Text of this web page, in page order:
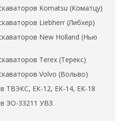
Komatsu (Коматцу)
Liebherr (Либхер)
New Holland (Нью
Terex (Терекс)
Volvo (Вольво)
ТВЭКС, ЕК-12, ЕК-14, ЕК-18
ЭО-33211 УВЗ